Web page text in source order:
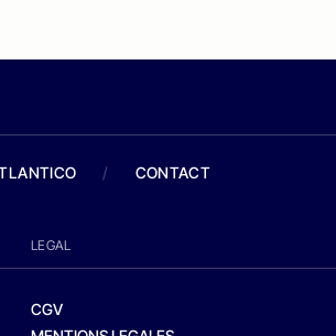
/ CONTACT
LEGAL
CGV